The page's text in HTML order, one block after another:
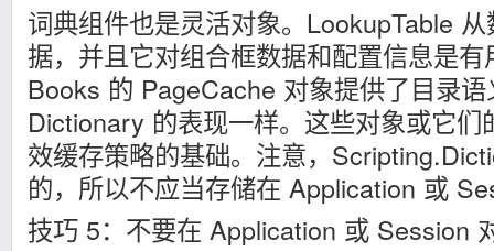
词典组件也是灵活对象。LookupTable
据，并且它对组合框数据和配置信息是
Books 的 PageCache 对象提供了目录
Dictionary 的表现一样。这些对象或它们
效缓存策略的基础。注意，
的，所以不应当存储在 Application 或
技巧 5：不要在 Application 或 Session